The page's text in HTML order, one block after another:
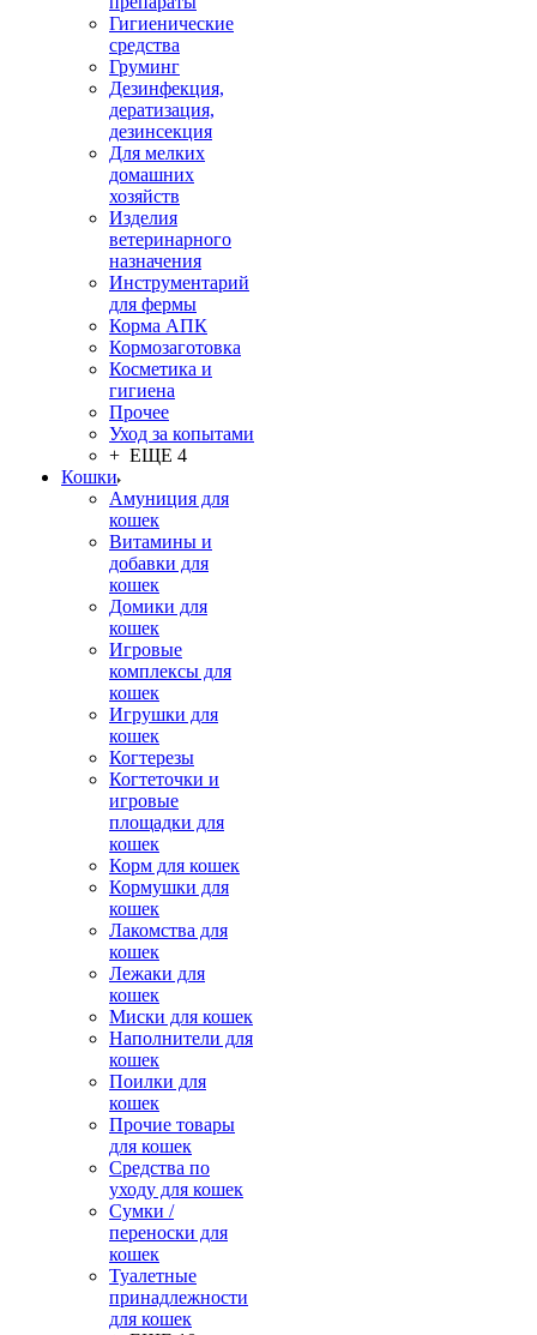
Гигиенические
средства
Груминг
Дезинфекция,
дератизация,
дезинсекция
Для мелких
домашних
хозяйств
Изделия
ветеринарного
назначения
Инструментарий
для фермы
Корма АПК
Кормозаготовка
Косметика и
гигиена
Прочее
Уход за копытами
+ ЕЩЕ 4
Кошки
Амуниция для
кошек
Витамины и
добавки для
кошек
Домики для
кошек
Игровые
комплексы для
кошек
Игрушки для
кошек
Когтерезы
Когтеточки и
игровые
площадки для
кошек
Корм для кошек
Кормушки для
кошек
Лакомства для
кошек
Лежаки для
кошек
Миски для кошек
Наполнители для
кошек
Поилки для
кошек
Прочие товары
для кошек
Средства по
уходу для кошек
Сумки /
переноски для
кошек
Туалетные
принадлежности
для кошек